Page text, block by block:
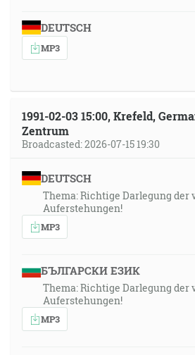
DEUTSCH
MP3
1991-02-03 15:00, Krefeld,
Zentrum
Broadcasted: 2026-07-15 19:30
DEUTSCH
Thema: Richtige Darlegung der
Auferstehungen!
MP3
БЪЛГАРСКИ ЕЗИК
Thema: Richtige Darlegung der
Auferstehungen!
MP3